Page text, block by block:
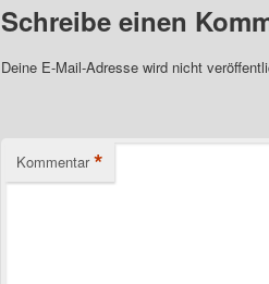
Schreibe einen
Deine E-Mail-Adresse wird nicht
Kommentar *